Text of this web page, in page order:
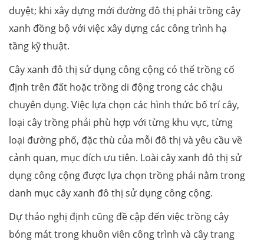
duyệt; khi xây dựng mới đường đô thị phải trồng cây
xanh đồng bộ với việc xây dựng các công trình hạ
tầng kỹ thuật.
Cây xanh đô thị sử dụng công cộng có thể trồng cố
định trên đất hoặc trồng di động trong các chậu
chuyên dụng. Việc lựa chọn các hình thức bố trí cây,
loại cây trồng phải phù hợp với từng khu vực, từng
loại đường phố, đặc thù của mỗi đô thị và yêu cầu về
cảnh quan, mục đích ưu tiên. Loài cây xanh đô thị sử
dụng công cộng được lựa chọn trồng phải nằm trong
danh mục cây xanh đô thị sử dụng công cộng.
Dự thảo nghị định cũng đề cập đến việc trồng cây
bóng mát trong khuôn viên công trình và cây trang